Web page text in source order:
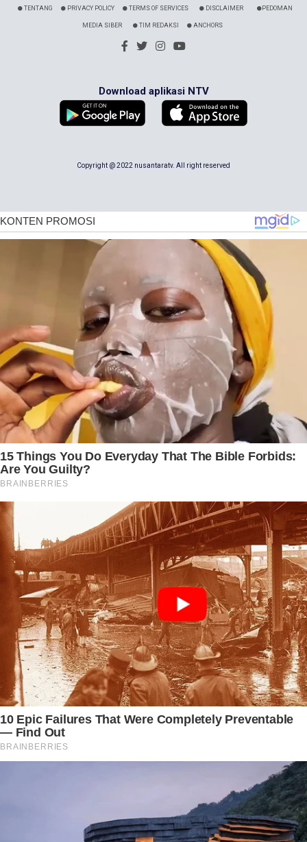
TENTANG PRIVACY POLICY TERMS OF SERVICES DISCLAIMER PEDOMAN
MEDIA SIBER TIM REDAKSI ANCHORS
Download aplikasi NTV
Copyright @ 2022 nusantaratv. All right reserved